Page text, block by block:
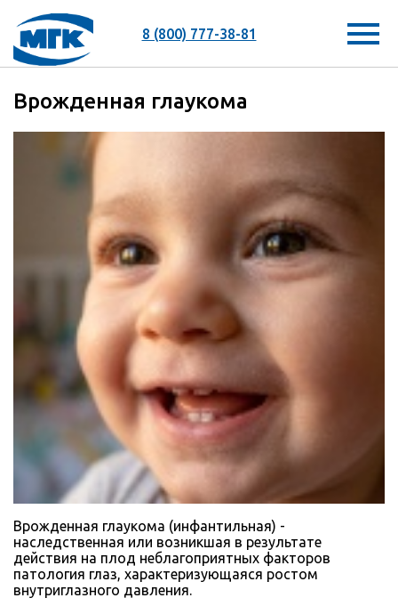
8 (800) 777-38-81
Врожденная глаукома
Врожденная глаукома (инфантильная) -
наследственная или возникшая в результате
действия на плод неблагоприятных факторов
патология глаз, характеризующаяся ростом
внутриглазного давления.